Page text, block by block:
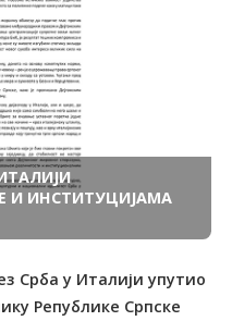
И ИНСТИТУЦИЈАМА
Срба у Италији упутио
Републике Српске